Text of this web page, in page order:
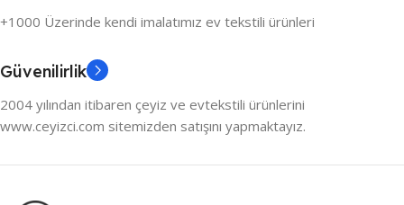
+1000 Üzerinde kendi imalatımız ev tekstili ürünleri
Güvenilirlik
2004 yılından itibaren çeyiz ve evtekstili ürünlerini
www.ceyizci.com sitemizden satışını yapmaktayız.